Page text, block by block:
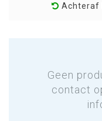
Achteraf
Geen
contact